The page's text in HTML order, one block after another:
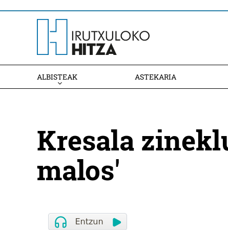
ALBISTEAK ASTEKARIA
Kresala
malos'